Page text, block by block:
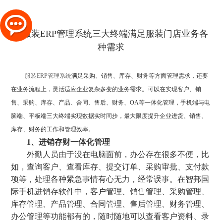
服装ERP管理系统满足采购、销售、库存、财务等方面管理需求，还要
在业务流程上，灵活适应企业复杂多变的业务需求。可以在实现客户、销
售、采购、库存、产品、合同、售后、财务、OA等一体化管理，手机端与电
脑端、平板端三大终端实现数据实时同步，最大限度提升企业进货、销售、
库存、财务的工作和管理效率。
1、进销存财一体化管理
外勤人员由于没在电脑面前，办公存在很多不便，比
如，查询客户、查看库存、提交订单、采购审批、支付款
项等，处理各种紧急事情有心无力，经常误事。在智邦国
际手机进销存软件中，客户管理、销售管理、采购管理、
库存管理、产品管理、合同管理、售后管理、财务管理、
办公管理等功能都有的，随时随地可以查看客户资料、录